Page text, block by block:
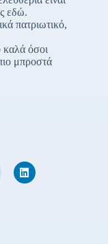
εδώ.
πατριωτικό,
όσοι
μπροστά